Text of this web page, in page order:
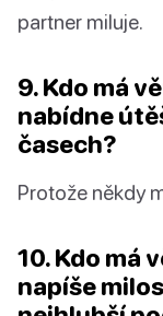
partner miluje.
9. Kdo má
nabídne
časech?
Protože někdy
10. Kdo má
napíše